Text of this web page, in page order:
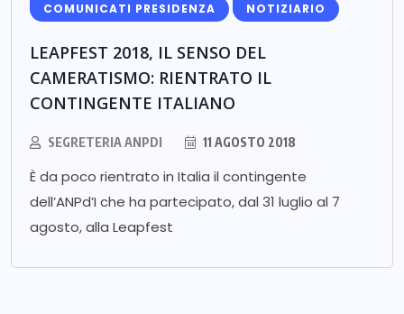
COMUNICATI PRESIDENZA NOTIZIARIO
LEAPFEST 2018, IL SENSO DEL
CAMERATISMO: RIENTRATO IL
CONTINGENTE ITALIANO
SEGRETERIA ANPDI 11 AGOSTO 2018
È da poco rientrato in Italia il contingente
dell’ANPd’I che ha partecipato, dal 31 luglio al 7
agosto, alla Leapfest